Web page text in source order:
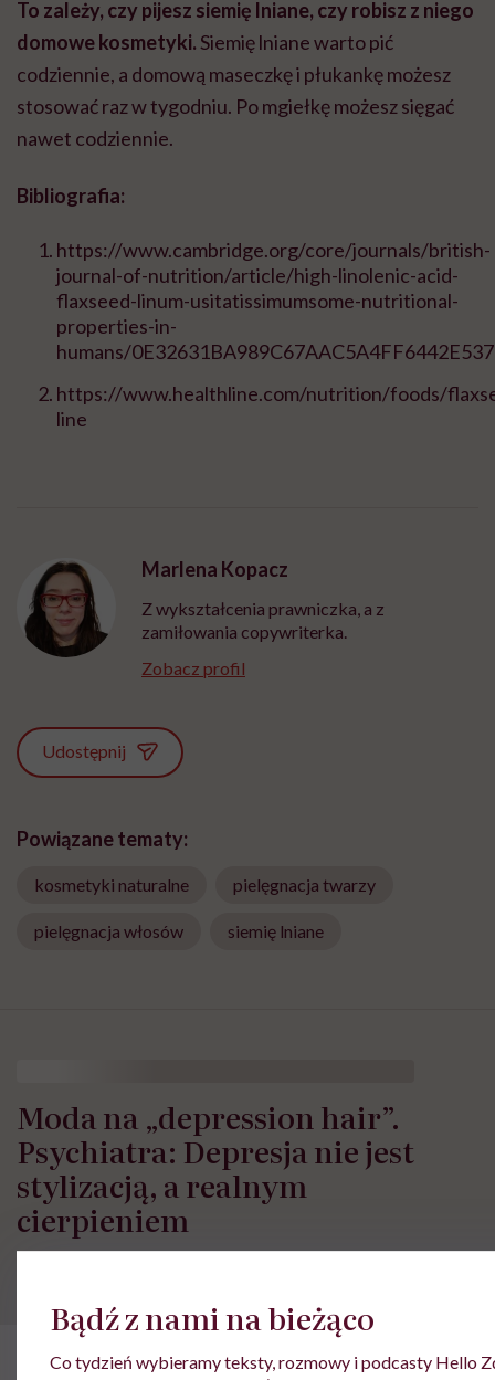
To zależy, czy pijesz siemię lniane, czy robisz z niego
domowe kosmetyki.Siemię lniane warto pić
codziennie, a domową maseczkę i płukankę możesz
stosować raz w tygodniu. Po mgiełkę możesz sięgać
nawet codziennie.
Bibliografia:
https://www.cambridge.org/core/journals/british-
journal-of-nutrition/article/high-linolenic-acid-
flaxseed-linum-usitatissimumsome-nutritional-
properties-in-
humans/
https://www.healthline.com/nutrition/foods/
line
Marlena Kopacz
Z wykształcenia prawniczka, a z
zamiłowania copywriterka.
Zobacz profil
Udostępnij
Powiązane tematy:
kosmetyki naturalne pielęgnacja twarzy
pielęgnacja włosów siemię lniane
Moda na „depression hair”.
Psychiatra: Depresja nie jest
stylizacją, a realnym
cierpieniem
Bądź z nami na bieżąco
Co tydzień wybieramy teksty, rozmowy i podcasty Hello